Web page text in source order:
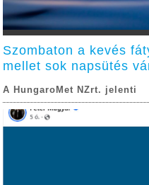
Szombaton a kevés
mellet sok napsütés
A HungaroMet NZrt. jelenti